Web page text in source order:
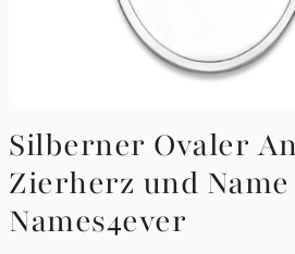
Silberner Ovaler
Zierherz und
Names4ever